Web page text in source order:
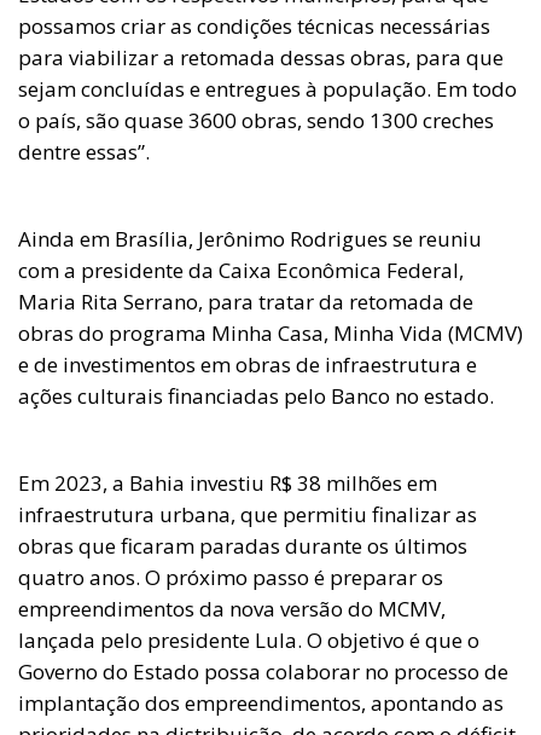
possamos criar as condições técnicas necessárias
para viabilizar a retomada dessas obras, para que
sejam concluídas e entregues à população. Em todo
o país, são quase 3600 obras, sendo 1300 creches
dentre essas”.
Ainda em Brasília, Jerônimo Rodrigues se reuniu
com a presidente da Caixa Econômica Federal,
Maria Rita Serrano, para tratar da retomada de
obras do programa Minha Casa, Minha Vida (MCMV)
e de investimentos em obras de infraestrutura e
ações culturais financiadas pelo Banco no estado.
Em 2023, a Bahia investiu R$ 38 milhões em
infraestrutura urbana, que permitiu finalizar as
obras que ficaram paradas durante os últimos
quatro anos. O próximo passo é preparar os
empreendimentos da nova versão do MCMV,
lançada pelo presidente Lula. O objetivo é que o
Governo do Estado possa colaborar no processo de
implantação dos empreendimentos, apontando as